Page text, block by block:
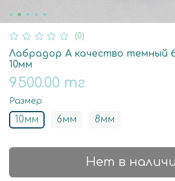
(0)
Лабрадор А качество темный
10мм
9500.00 тг
Размер
10мм 6мм 8мм
Нет в